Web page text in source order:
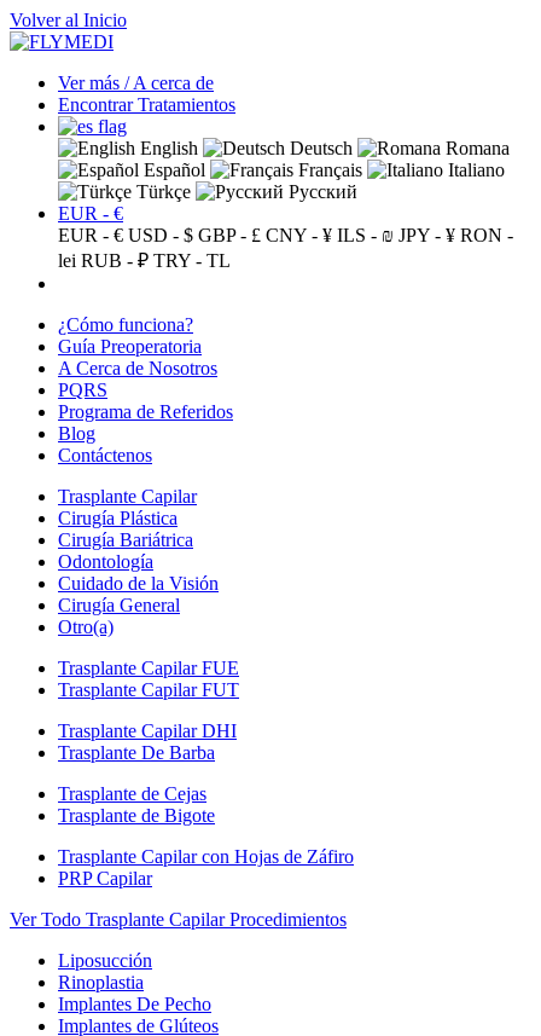
Volver al Inicio
Ver más / A cerca de
Encontrar Tratamientos
English Deutsch
Romana
Español
Français
Italiano
Türkçe
Русский
EUR - €
EUR - € USD - $ GBP - £ CNY - ¥ ILS - ₪ JPY - ¥ RON -
lei RUB - ₽ TRY - TL
¿Cómo funciona?
Guía Preoperatoria
A Cerca de Nosotros
PQRS
Programa de Referidos
Blog
Contáctenos
Trasplante Capilar
Cirugía Plástica
Cirugía Bariátrica
Odontología
Cuidado de la Visión
Cirugía General
Otro(a)
Trasplante Capilar FUE
Trasplante Capilar FUT
Trasplante Capilar DHI
Trasplante De Barba
Trasplante de Cejas
Trasplante de Bigote
Trasplante Capilar con Hojas de Záfiro
PRP Capilar
Ver Todo Trasplante Capilar Procedimientos
Liposucción
Rinoplastia
Implantes De Pecho
Implantes de Glúteos